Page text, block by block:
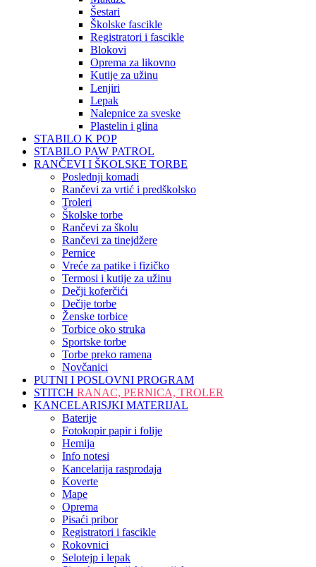
Šestari
Školske fascikle
Registratori i fascikle
Blokovi
Oprema za likovno
Kutije za užinu
Lenjiri
Lepak
Nalepnice za sveske
Plastelin i glina
STABILO K POP
STABILO PAW PATROL
RANČEVI I ŠKOLSKE TORBE
Poslednji komadi
Rančevi za vrtić i predškolsko
Troleri
Školske torbe
Rančevi za školu
Rančevi za tinejdžere
Pernice
Vreće za patike i fizičko
Termosi i kutije za užinu
Dečji koferčići
Dečije torbe
Ženske torbice
Torbice oko struka
Sportske torbe
Torbe preko ramena
Novčanici
PUTNI I POSLOVNI PROGRAM
STITCH RANAC, PERNICA, TROLER
KANCELARISJKI MATERIJAL
Baterije
Fotokopir papir i folije
Hemija
Info notesi
Kancelarija rasprodaja
Koverte
Mape
Oprema
Pisaći pribor
Registratori i fascikle
Rokovnici
Selotejp i lepak